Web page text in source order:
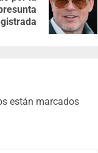
están marcados